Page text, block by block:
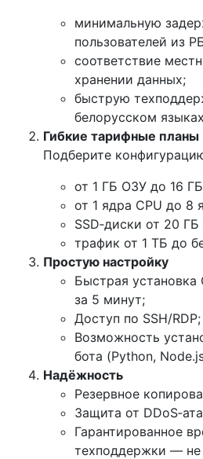
минимальную
пользователей из
соответствие
хранении данных;
быструю
белорусском
Гибкие тарифные планы
Подберите
от 1 ГБ ОЗУ до 16 ГБ
от 1 ядра CPU до 8
SSD‑диски от 20 ГБ
трафик от 1 ТБ до
Простую настройку
Быстрая
за 5 минут;
Доступ по SSH/RDP;
Возможность
бота (Python,
Надёжность
Резервное
Защита от
Гарантированное
техподдержки — не